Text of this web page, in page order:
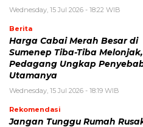
Wednesday, 15 Jul 2026 - 18:22 WIB
Berita
Harga Cabai Merah Besar di
Sumenep Tiba-Tiba Melonjak,
Pedagang Ungkap
Utamanya
Wednesday, 15 Jul 2026 - 18:19 WIB
Rekomendasi
Jangan Tunggu Rumah